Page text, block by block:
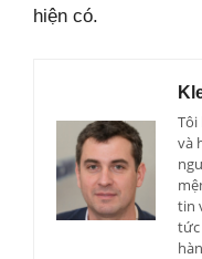
hiện có.
Tôi
và
tin
tức